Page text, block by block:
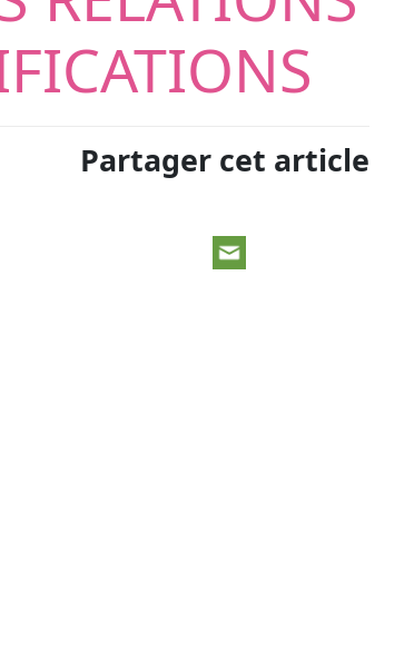
Partager cet article